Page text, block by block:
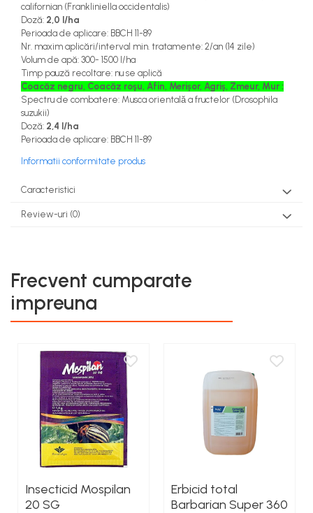
californian (Frankliniella occidentalis)
Doză: 2,0 l/ha
Perioada de aplicare: BBCH 11-89
Nr. maxim aplicări/interval min. tratamente: 2/an (14 zile)
Volum de apă: 300- 1500 l/ha
Timp pauză recoltare: nu se aplică
Coacăz negru, Coacăz roşu, Afin, Merișor, Agriș, Zmeur, Mur :
Spectru de combatere: Musca orientală a fructelor (Drosophila
suzukii)
Doză: 2,4 l/ha
Perioada de aplicare: BBCH 11-89
Informatii conformitate produs
Caracteristici
Review-uri (0)
Frecvent cumparate
impreuna
Insecticid Mospilan
20 SG
Erbicid total
Barbarian Super 360